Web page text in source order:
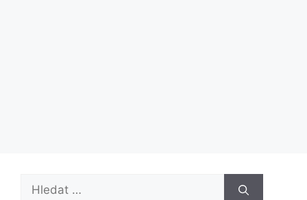
Hledat: